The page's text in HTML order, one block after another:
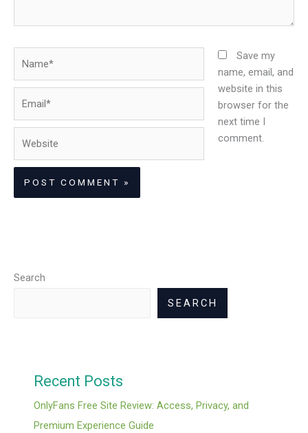
Save my
name, email, and
website in this
browser for the
next time I
comment.
Search
SEARCH
Recent Posts
OnlyFans Free Site Review: Access, Privacy, and
Premium Experience Guide